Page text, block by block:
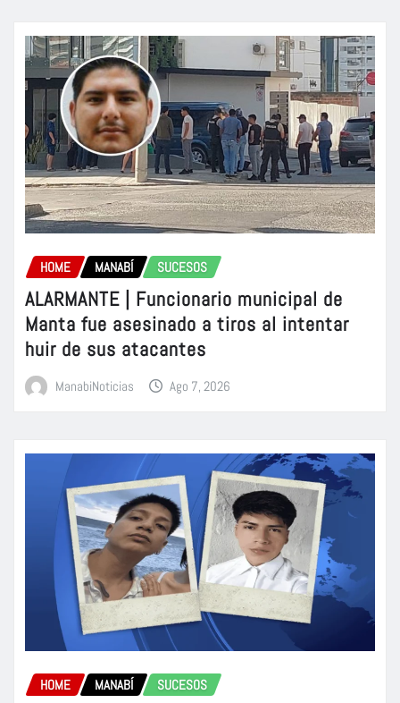
HOME MANABÍ SUCESOS
ALARMANTE | Funcionario municipal de
Manta fue asesinado a tiros al intentar
huir de sus atacantes
ManabiNoticias Ago 7, 2026
HOME MANABÍ SUCESOS